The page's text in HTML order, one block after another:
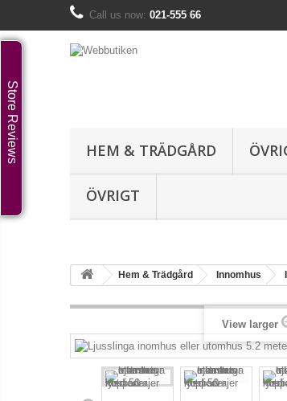
Call us now: 021-555 66
HEM & TRÄDGÅRD
ÖVRIGT
Hem & Trädgård Innomhus
View larger
Store Reviews